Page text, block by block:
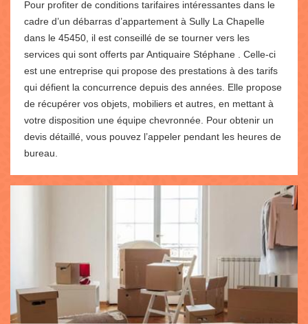
Pour profiter de conditions tarifaires intéressantes dans le
cadre d’un débarras d’appartement à Sully La Chapelle
dans le 45450, il est conseillé de se tourner vers les
services qui sont offerts par Antiquaire Stéphane . Celle-ci
est une entreprise qui propose des prestations à des tarifs
qui défient la concurrence depuis des années. Elle propose
de récupérer vos objets, mobiliers et autres, en mettant à
votre disposition une équipe chevronnée. Pour obtenir un
devis détaillé, vous pouvez l’appeler pendant les heures de
bureau.